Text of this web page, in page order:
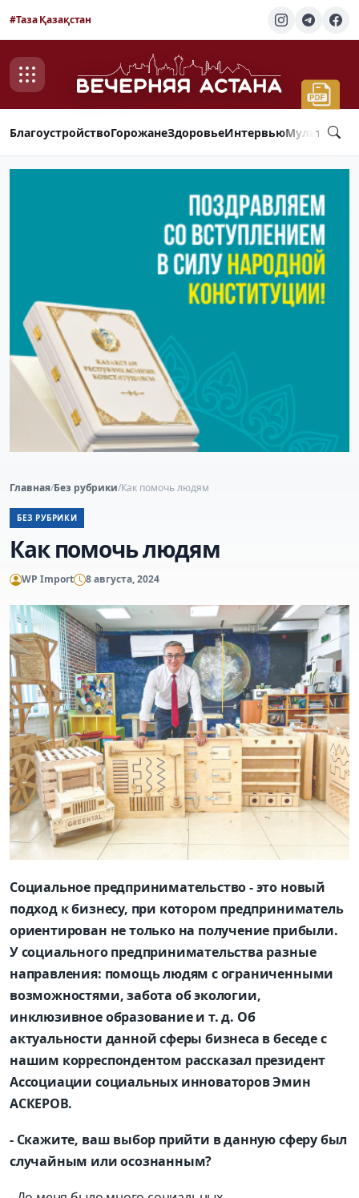
#Таза Қазақстан
БлагоустройствоГорожанеЗдоровьеИнтервью
Главная/Без рубрики/Как помочь людям
БЕЗ РУБРИКИ
Как помочь людям
WP Import 8 августа, 2024
Социальное предпринимательство - это новый
подход к бизнесу, при котором предприниматель
ориентирован не только на получение прибыли.
У социального предпринимательства разные
направления: помощь людям с ограниченными
возможностями, забота об экологии,
инклюзивное образование и т. д. Об
актуальности данной сферы бизнеса в беседе с
нашим корреспондентом рассказал президент
Ассоциации социальных инноваторов Эмин
АСКЕРОВ.
- Скажите, ваш выбор прийти в данную сферу был
случайным или осознанным?